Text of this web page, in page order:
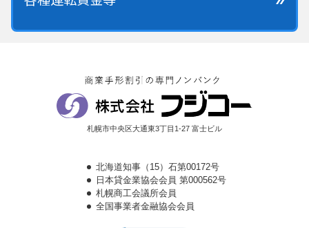
札幌市中央区大通東3丁目1-27 富士ビル
北海道知事（15）石第00172号
日本貸金業協会会員 第000562号
札幌商工会議所会員
全国事業者金融協会会員